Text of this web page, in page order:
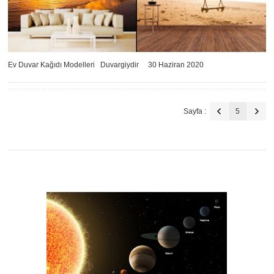
Ev Duvar Kağıdı Modelleri Duvargiydir 30 Haziran 2020
Sayfa : 5